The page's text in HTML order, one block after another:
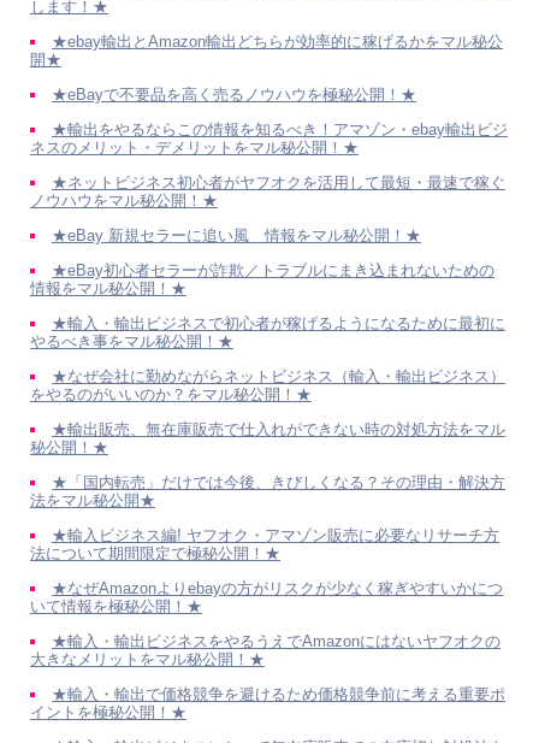
します！★
★ebay輸出とAmazon輸出どちらが効率的に稼げるかをマル秘公
開★
★eBayで不要品を高く売るノウハウを極秘公開！★
★輸出をやるならこの情報を知るべき！アマゾン・ebay輸出ビジ
ネスのメリット・デメリットをマル秘公開！★
★ネットビジネス初心者がヤフオクを活用して最短・最速で稼ぐ
ノウハウをマル秘公開！★
★eBay 新規セラーに追い風 情報をマル秘公開！★
★eBay初心者セラーが詐欺／トラブルにまき込まれないための
情報をマル秘公開！★
★輸入・輸出ビジネスで初心者が稼げるようになるために最初に
やるべき事をマル秘公開！★
★なぜ会社に勤めながらネットビジネス（輸入・輸出ビジネス）
をやるのがいいのか？をマル秘公開！★
★輸出販売、無在庫販売で仕入れができない時の対処方法をマル
秘公開！★
★「国内転売」だけでは今後、きびしくなる？その理由・解決方
法をマル秘公開★
★輸入ビジネス編! ヤフオク・アマゾン販売に必要なリサーチ方
法について期間限定で極秘公開！★
★なぜAmazonよりebayの方がリスクが少なく稼ぎやすいかにつ
いて情報を極秘公開！★
★輸入・輸出ビジネスをやるうえでAmazonにはないヤフオクの
大きなメリットをマル秘公開！★
★輸入・輸出で価格競争を避けるため価格競争前に考える重要ポ
イントを極秘公開！★